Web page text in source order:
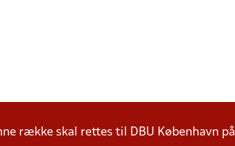
række skal rettes til DBU København på